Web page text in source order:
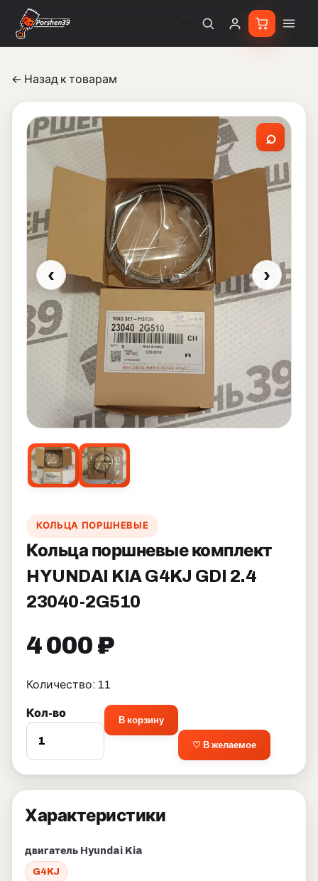
← Назад к товарам
‹
⌕
›
КОЛЬЦА ПОРШНЕВЫЕ
Кольца поршневые комплект
HYUNDAI KIA G4KJ GDI 2.4
23040-2G510
4 000 ₽
Количество: 11
Кол-во
В корзину
♡ В желаемое
Характеристики
двигатель Hyundai Kia
G4KJ